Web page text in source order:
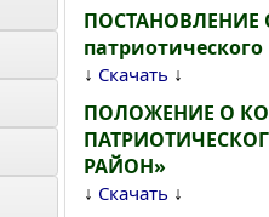
ПОСТАНОВЛЕНИЕ
↓ Скачать ↓
ПОЛОЖЕНИЕ О
РАЙОН»
↓ Скачать ↓